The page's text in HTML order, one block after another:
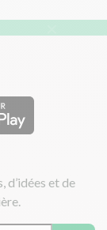
d’idées et de